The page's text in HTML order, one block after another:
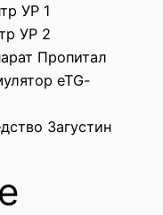
УР 1
УР 2
Пропитал
eTG-
Загустин